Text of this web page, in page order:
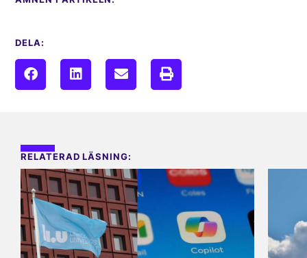
DELA:
RELATERAD LÄSNING: